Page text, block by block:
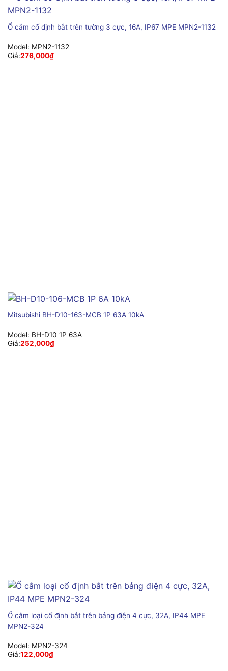
Ổ cắm cố định bắt trên tường 3 cực, 16A, IP67 MPE MPN2-1132
Model: MPN2-1132
Giá:276,000₫
Mitsubishi BH-D10-163-MCB 1P 63A 10kA
Model: BH-D10 1P 63A
Giá:252,000₫
Ổ cắm loại cố định bắt trên bảng điện 4 cực, 32A, IP44 MPE
MPN2-324
Model: MPN2-324
Giá:122,000₫